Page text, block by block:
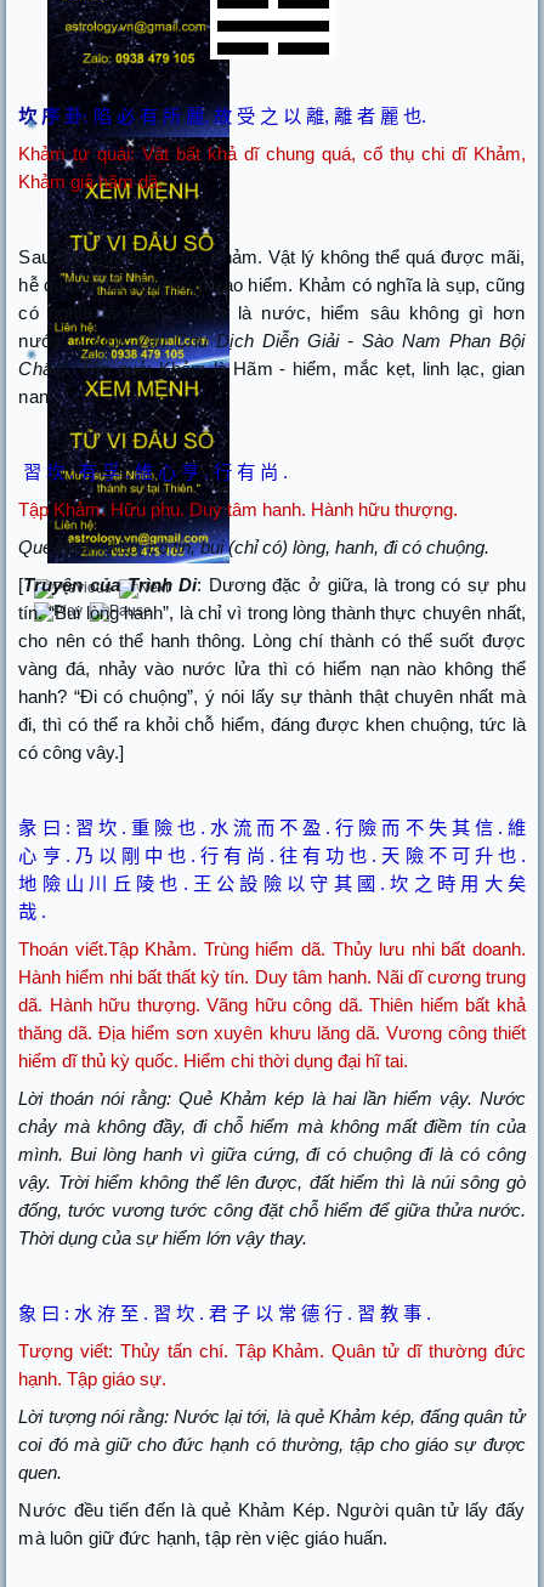
坎 序 卦: 陷 必 有 所 麗,故 受 之 以 離, 離 者 麗 也.
Khảm tự quái: Vật bất khả dĩ chung quá, cố thụ chi dĩ Khảm,
Khảm giả hãm dã.
Sau Đại Quá là tới quẻ Khảm. Vật lý không thể quá được mãi,
hễ quá rồi tất nhiên sụp vào hiểm. Khảm có nghĩa là sụp, cũng
có nghĩa là hiểm. Khảm là nước, hiểm sâu không gì hơn
nước.(Quốc Văn Chu Dịch Diễn Giải - Sào Nam Phan Bội
Châu). Tên quẻ: Khảm là Hãm - hiểm, mắc kẹt, linh lạc, gian
nan.
習 坎.有 孚.維 心 亨.行 有 尚 .
Tập Khảm. Hữu phu. Duy tâm hanh. Hành hữu thượng.
Quẻ Khảm kép, có tin, bui (chỉ có) lòng, hanh, đi có chuộng.
[Truyện của Trình Di: Dương đặc ở giữa, là trong có sự phu
tín. “Bui lòng hanh”, là chỉ vì trong lòng thành thực chuyên nhất,
cho nên có thể hanh thông. Lòng chí thành có thể suốt được
vàng đá, nhảy vào nước lửa thì có hiểm nạn nào không thể
hanh? “Đi có chuộng”, ý nói lấy sự thành thật chuyên nhất mà
đi, thì có thể ra khỏi chỗ hiểm, đáng được khen chuộng, tức là
có công vây.]
彖 曰 : 習 坎. 重 險 也. 水 流 而 不 盈 .行 險 而 不 失 其 信. 維
心 亨. 乃 以 剛 中 也. 行 有 尚 .往 有 功 也 . 天 險 不 可 升 也.
地 險 山 川 丘 陵 也 . 王 公 設 險 以 守 其 國 .坎 之 時 用 大 矣
哉 .
Thoán viết.Tập Khảm. Trùng hiểm dã. Thủy lưu nhi bất doanh.
Hành hiểm nhi bất thất kỳ tín. Duy tâm hanh. Nãi dĩ cương trung
dã. Hành hữu thượng. Vãng hữu công dã. Thiên hiểm bất khả
thăng dã. Địa hiểm sơn xuyên khưu lăng dã. Vương công thiết
hiểm dĩ thủ kỳ quốc. Hiểm chi thời dụng đại hĩ tai.
Lời thoán nói rằng: Quẻ Khảm kép là hai lần hiểm vậy. Nước
chảy mà không đầy, đi chỗ hiểm mà không mất điềm tín của
mình. Bui lòng hanh vì giữa cứng, đi có chuộng đi là có công
vậy. Trời hiểm không thể lên được, đất hiểm thì là núi sông gò
đống, tước vương tước công đặt chỗ hiểm để giữa thửa nước.
Thời dụng của sự hiểm lớn vậy thay.
象 曰 :水 洊 至 . 習 坎 .君 子 以 常 德 行 . 習 教 事 .
Tượng viết: Thủy tấn chí. Tập Khảm. Quân tử dĩ thường đức
hạnh. Tập giáo sự.
Lời tượng nói rằng: Nước lại tới, là quẻ Khảm kép, đấng quân tử
coi đó mà giữ cho đức hạnh có thường, tập cho giáo sự được
quen.
Nước đều tiến đến là quẻ Khảm Kép. Người quân tử lấy đấy
mà luôn giữ đức hạnh, tập rèn việc giáo huấn.